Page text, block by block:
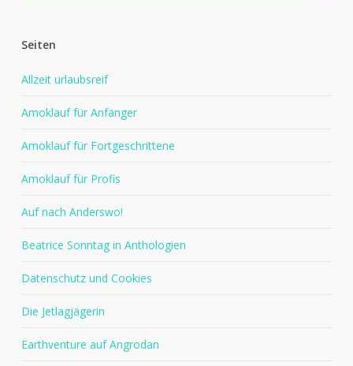
Seiten
Allzeit urlaubsreif
Amoklauf für Anfänger
Amoklauf für Fortgeschrittene
Amoklauf für Profis
Auf nach Anderswo!
Beatrice Sonntag in Anthologien
Datenschutz und Cookies
Die Jetlagjägerin
Earthventure auf Angrodan